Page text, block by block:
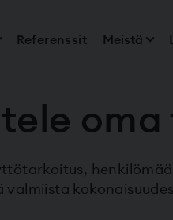
Referenssit Meistä
oma